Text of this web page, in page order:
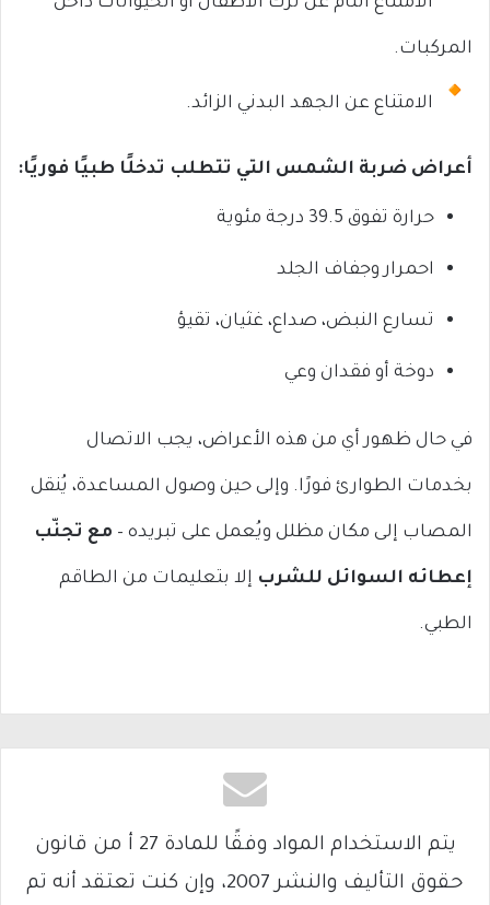
المركبات.
الامتناع عن الجهد البدني الزائد.
أعراض ضربة الشمس التي تتطلب تدخلًا طبيًا فوريًا:
حرارة تفوق 39.5 درجة مئوية
احمرار وجفاف الجلد
تسارع النبض، صداع، غثيان، تقيؤ
دوخة أو فقدان وعي
في حال ظهور أي من هذه الأعراض، يجب الاتصال
بخدمات الطوارئ فورًا. وإلى حين وصول المساعدة، يُنقل
المصاب إلى مكان مظلل ويُعمل على تبريده – مع تجنّب
إعطائه السوائل للشرب إلا بتعليمات من الطاقم
الطبي.
يتم الاستخدام المواد وفقًا للمادة 27 أ من قانون
حقوق التأليف والنشر 2007، وإن كنت تعتقد أنه تم